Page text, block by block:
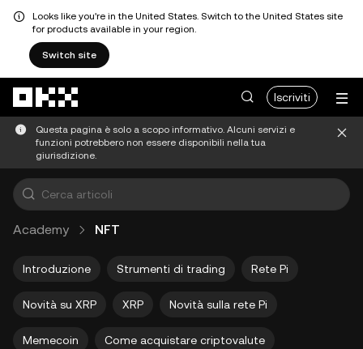
Looks like you're in the United States. Switch to the United States site
for products available in your region.
Switch site
Iscriviti
Questa pagina è solo a scopo informativo. Alcuni servizi e
funzioni potrebbero non essere disponibili nella tua
giurisdizione.
Academy NFT
Introduzione Strumenti di trading Rete Pi
Novità su XRP XRP Novità sulla rete Pi
Memecoin Come acquistare criptovalute